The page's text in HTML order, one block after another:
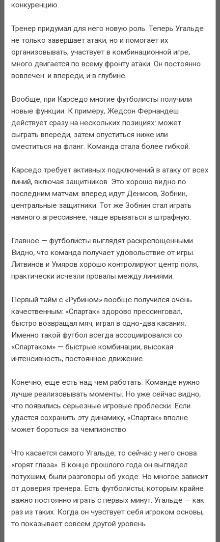
конкуренцию.
Тренер придумал для него новую роль. Теперь Угальде
не только завершает атаки, но и помогает их
организовывать, участвует в комбинационной игре,
много двигается по всему фронту атаки. Он постоянно
вовлечен: и впереди, и в глубине.
Вообще, при Карседо многие футболисты получили
новые функции. К примеру, Жедсон Фернандеш
действует сразу на нескольких позициях: может
сыграть впереди, затем опуститься ниже или
сместиться на фланг. Команда стала более гибкой.
Карседо требует активных подключений в атаку от всех
линий, включая защитников. Это хорошо видно по
последним матчам: вперед идут Денисов, Зобнин,
центральные защитники. Тот же Зобнин стал играть
намного агрессивнее, чаще врываться в штрафную.
Главное — футболисты выглядят раскрепощенными.
Видно, что команда получает удовольствие от игры.
Литвинов и Умяров хорошо контролируют центр поля,
практически исчезли провалы между линиями.
Первый тайм с «Рубином» вообще получился очень
качественным: «Спартак» здорово прессинговал,
быстро возвращал мяч, играл в одно-два касания.
Именно такой футбол всегда ассоциировался со
«Спартаком» — быстрые комбинации, высокая
интенсивность, постоянное движение.
Конечно, еще есть над чем работать. Команде нужно
лучше реализовывать моменты. Но уже сейчас видно,
что появились серьезные игровые проблески. Если
удастся сохранить эту динамику, «Спартак» вполне
может бороться за чемпионство.
Что касается самого Угальде, то сейчас у него снова
«горят глаза». В конце прошлого года он выглядел
потухшим, были разговоры об уходе. Но многое зависит
от доверия тренера. Есть футболисты, которым крайне
важно постоянно играть с первых минут. Угальде — как
раз из таких. Когда он чувствует себя игроком основы,
то показывает совсем другой уровень.